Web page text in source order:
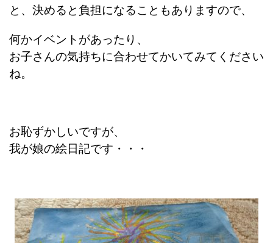
と、決めると負担になることもありますので、
何かイベントがあったり、
お子さんの気持ちに合わせてかいてみてください
ね。
お恥ずかしいですが、
我が娘の絵日記です・・・